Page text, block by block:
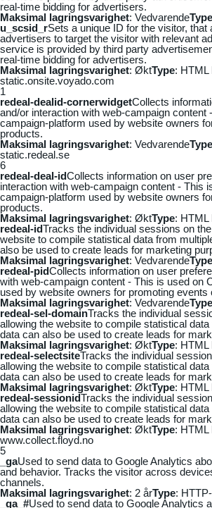
real-time bidding for advertisers.
Maksimal lagringsvarighet: VedvarendeType
u_scsid_rSets a unique ID for the visitor, that
advertisers to target the visitor with relevant
service is provided by third party
real-time bidding for advertisers.
Maksimal lagringsvarighet: ØktType: HTML
static.onsite.voyado.com
1
redeal-dealid-cornerwidgetCollects
and/or interaction with web-campaign content
campaign-platform used by website owners
products.
Maksimal lagringsvarighet: VedvarendeType
static.redeal.se
6
redeal-deal-idCollects information on user
interaction with web-campaign content - This
campaign-platform used by website owners
products.
Maksimal lagringsvarighet: ØktType: HTML
redeal-idTracks the individual sessions on
website to compile statistical data from
also be used to create leads for marketing
Maksimal lagringsvarighet: VedvarendeType
redeal-pidCollects information on user
with web-campaign content - This is used on
used by website owners for promoting events
Maksimal lagringsvarighet: VedvarendeType
redeal-sel-domainTracks the individual
allowing the website to compile statistical
data can also be used to create leads for
Maksimal lagringsvarighet: ØktType: HTML
redeal-selectsiteTracks the individual
allowing the website to compile statistical
data can also be used to create leads for
Maksimal lagringsvarighet: ØktType: HTML
redeal-sessionidTracks the individual
allowing the website to compile statistical
data can also be used to create leads for
Maksimal lagringsvarighet: ØktType: HTML
www.collect.floyd.no
5
_gaUsed to send data to Google Analytics
and behavior. Tracks the visitor across
channels.
Maksimal lagringsvarighet: 2 årType:
_ga_#Used to send data to Google Analytics